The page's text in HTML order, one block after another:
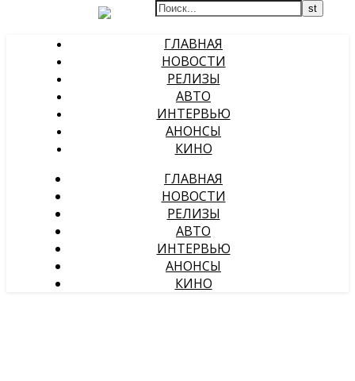
ГЛАВНАЯ
НОВОСТИ
РЕЛИЗЫ
АВТО
ИНТЕРВЬЮ
АНОНСЫ
КИНО
ГЛАВНАЯ
НОВОСТИ
РЕЛИЗЫ
АВТО
ИНТЕРВЬЮ
АНОНСЫ
КИНО